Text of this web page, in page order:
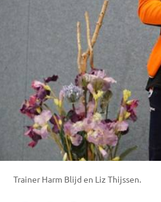
Trainer Harm Blijd en Liz Thijssen.